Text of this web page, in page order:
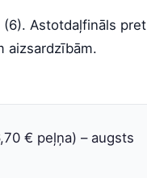
(6). Astotdaļfināls pret
aizsardzībām.
€ peļņa) – augsts